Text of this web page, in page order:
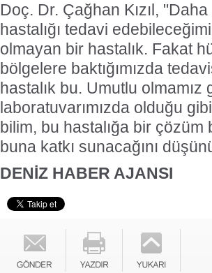
Doç. Dr. Çağhan Kızıl,
hastalığı tedavi
olmayan bir hastalık. Fakat
bölgelere baktığımızda
hastalık bu. Umutlu
laboratuvarımızda olduğu
bilim, bu hastalığa bir
buna katkı sunacağını
DENİZ HABER AJANSI